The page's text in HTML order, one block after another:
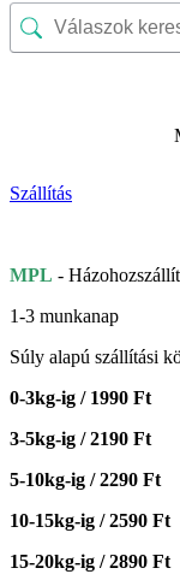
Szállítás
MPL -
1-3 munkanap
Súly alapú szállítási
0-3kg-ig / 1990 Ft
3-5kg-ig / 2190 Ft
5-10kg-ig / 2290 Ft
10-15kg-ig / 2590 Ft
15-20kg-ig / 2890 Ft